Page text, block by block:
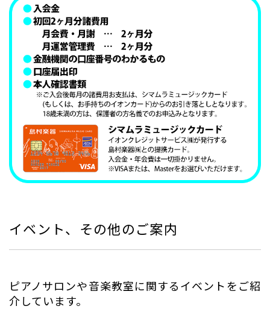
イベント、その他のご案内
ピアノサロンや音楽教室に関するイベントをご紹
介しています。